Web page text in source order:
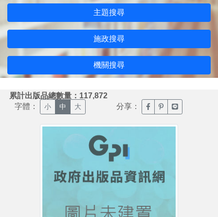
主題搜尋
施政搜尋
機關搜尋
累計出版品總數量：117,872
字體： 小 中 大 分享： 臉書分享(另開新視窗)
噗浪分享(另開新
Line分享(另